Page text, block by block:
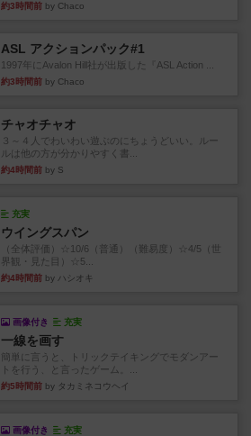
約3時間前 by Chaco
ASL アクションパック#1
1997年にAvalon Hill社が出版した『ASL Action ...
約3時間前 by Chaco
チャオチャオ
３～４人でわいわい遊ぶのにちょうどいい。ルー
ルは他の方が分かりやすく書...
約4時間前 by S
充実
ウイングスパン
（全体評価）☆10/6（普通）（難易度）☆4/5（世
界観・見た目）☆5...
約4時間前 by ハシオキ
画像付き 充実
一線を画す
簡単に言うと、トリックテイキングでモダンアー
トを行う、と言ったゲーム。...
約5時間前 by タカミネコウヘイ
画像付き 充実